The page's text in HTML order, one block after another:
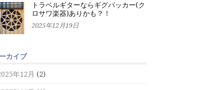
トラベルギターならギグパッカー(ク
ロサワ楽器)ありかも？！
2025年12月19日
カイブ
年12月 (2)